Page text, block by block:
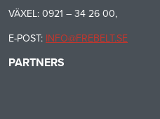
VÄXEL: 0921 – 34 26 00,
E-POST: INFO@FREBELT.SE
PARTNERS